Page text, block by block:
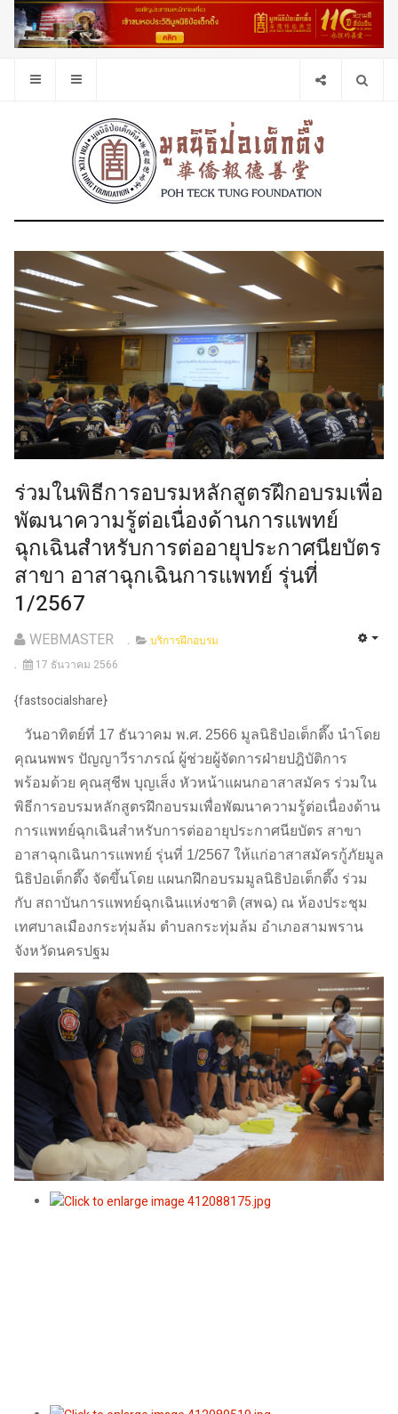
ร่วมในพิธีการอบรมหลักสูตรฝึกอบรมเพื่อ
พัฒนาความรู้ต่อเนื่องด้านการแพทย์
ฉุกเฉินสำหรับการต่ออายุประกาศนียบัตร
สาขา อาสาฉุกเฉินการแพทย์ รุ่นที่
1/2567
WEBMASTER
บริการฝึกอบรม
17 ธันวาคม 2566
{fastsocialshare}
วันอาทิตย์ที่ 17 ธันวาคม พ.ศ. 2566 มูลนิธิป่อเต็กตึ๊ง นำโดย
คุณนพพร ปัญญาวีราภรณ์ ผู้ช่วยผู้จัดการฝ่ายปฎิบัติการ
พร้อมด้วย คุณสุชีพ บุญเส็ง หัวหน้าแผนกอาสาสมัคร ร่วมใน
พิธีการอบรมหลักสูตรฝึกอบรมเพื่อพัฒนาความรู้ต่อเนื่องด้าน
การแพทย์ฉุกเฉินสำหรับการต่ออายุประกาศนียบัตร สาขา
อาสาฉุกเฉินการแพทย์ รุ่นที่ 1/2567 ให้แก่อาสาสมัครกู้ภัยมูล
นิธิป่อเต็กตึ๊ง จัดขึ้นโดย แผนกฝึกอบรมมูลนิธิป่อเต็กตึ๊ง ร่วม
กับ สถาบันการแพทย์ฉุกเฉินแห่งชาติ (สพฉ) ณ ห้องประชุม
เทศบาลเมืองกระทุ่มล้ม ตำบลกระทุ่มล้ม อำเภอสามพราน
จังหวัดนครปฐม